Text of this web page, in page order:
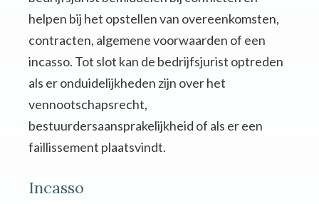
helpen bij het opstellen van overeenkomsten,
contracten, algemene voorwaarden of een
incasso. Tot slot kan de bedrijfsjurist optreden
als er onduidelijkheden zijn over het
vennootschapsrecht,
bestuurdersaansprakelijkheid of als er een
faillissement plaatsvindt.
Incasso